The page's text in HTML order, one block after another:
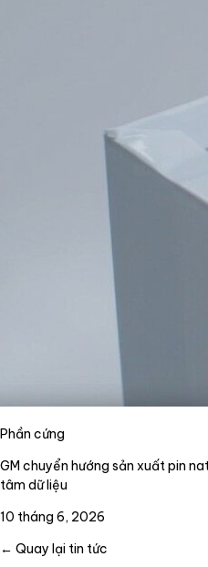
Phần cứng
GM chuyển hướng sản xuất pin
tâm dữ liệu
10 tháng 6, 2026
← Quay lại tin tức